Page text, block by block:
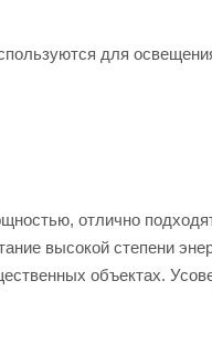
для
отлично
высокой степени
объектах.